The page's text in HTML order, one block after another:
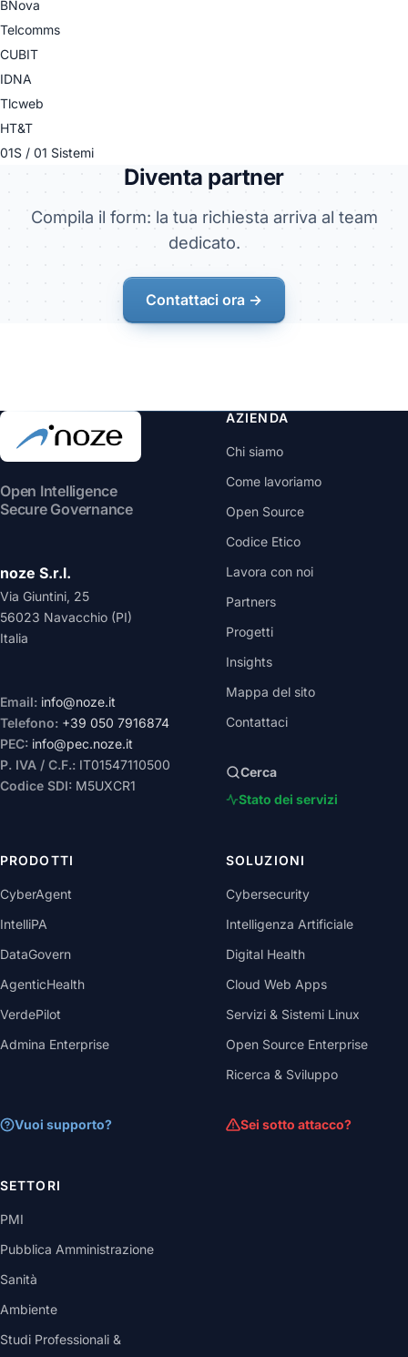
BNova
Telcomms
CUBIT
IDNA
Tlcweb
HT&T
01S / 01 Sistemi
Diventa partner
Compila il form: la tua richiesta arriva al team
dedicato.
Contattaci ora →
Open Intelligence
Secure Governance
noze S.r.l.
Via Giuntini, 25
56023 Navacchio (PI)
Italia
Email: info@noze.it
Telefono: +39 050 7916874
PEC: info@pec.noze.it
P. IVA / C.F.: IT01547110500
Codice SDI: M5UXCR1
AZIENDA
Chi siamo
Come lavoriamo
Open Source
Codice Etico
Lavora con noi
Partners
Progetti
Insights
Mappa del sito
Contattaci
Cerca
Stato dei servizi
PRODOTTI
CyberAgent
IntelliPA
DataGovern
AgenticHealth
VerdePilot
Admina Enterprise
Vuoi supporto?
SOLUZIONI
Cybersecurity
Intelligenza Artificiale
Digital Health
Cloud Web Apps
Servizi & Sistemi Linux
Open Source Enterprise
Ricerca & Sviluppo
Sei sotto attacco?
SETTORI
PMI
Pubblica Amministrazione
Sanità
Ambiente
Studi Professionali &